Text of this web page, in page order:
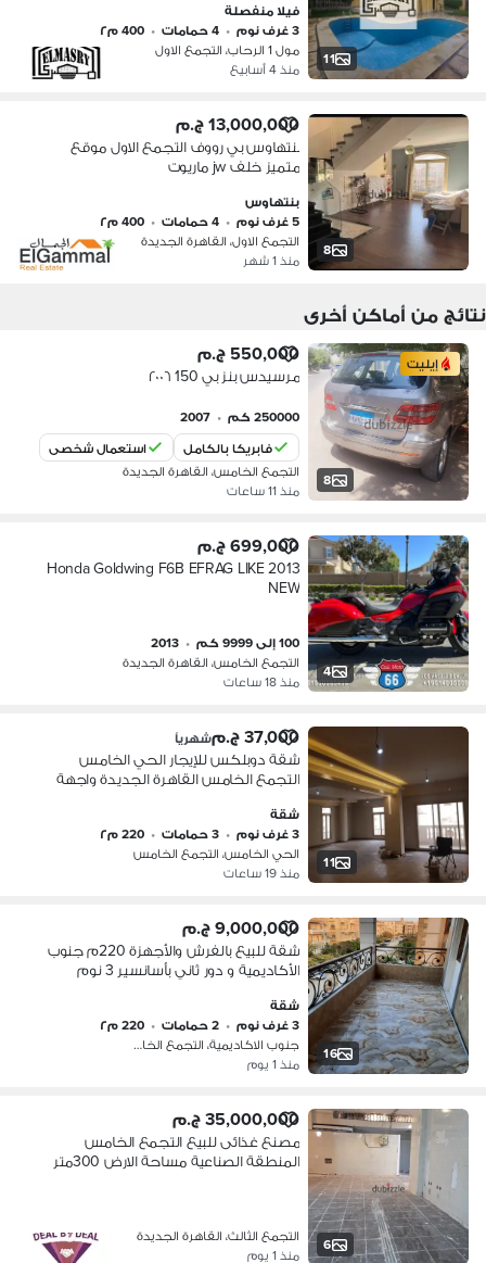
11
الفيلا :-
فيلا منفصلة
3 غرف نوم
• 4 حمامات • 400 م٢
مول 1 الرحاب، التجمع الاول
منذ 4 أسابيع
8
13,000,000 ج.م
بنتهاوس بي رووف التجمع الاول موقع
متميز خلف jw ماريوت
بنتهاوس
5 غرف نوم
• 4 حمامات • 400 م٢
التجمع الاول، القاهرة الجديدة
منذ 1 شهر
نتائج من أماكن أخرى
8
إيليت 550,000 ج.م
مرسيدس بنز بي 150 ٢٠٠٦
250000 كم •
2007
فابريكا بالكامل
استعمال شخصي
التجمع الخامس، القاهرة الجديدة
منذ 11 ساعات
4
699,000 ج.م
2013 Honda Goldwing F6B EFRAG LIKE
NEW
100 إلى 9999 كم •
2013
التجمع الخامس، القاهرة الجديدة
منذ 18 ساعات
11
37,000 ج.م شهرياً
شقة دوبلكس للإيجار الحي الخامس
التجمع الخامس القاهرة الجديدة واجهة
الكلية البريطانية الدولية وشارع التس
شقة
3 غرف نوم
• 3 حمامات • 220 م٢
الحي الخامس، التجمع الخامس
منذ 19 ساعات
16
9,000,000 ج.م
شقة للبيع بالفرش والأجهزة 220م جنوب
الأكاديمية و دور ثاني بأسانسير 3 نوم
للجادين
شقة
3 غرف نوم
• 2 حمامات • 220 م٢
جنوب الاكاديمية، التجمع الخامس
منذ 1 يوم
6
35,000,000 ج.م
مصنع غذائى للبيع التجمع الخامس
المنطقة الصناعية مساحة الارض 300متر
التجمع الثالث، القاهرة الجديدة
منذ 1 يوم